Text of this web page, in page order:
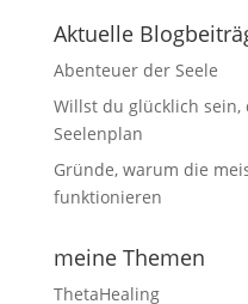
Aktuelle
Abenteuer der Seele
Willst du glücklich
Seelenplan
Gründe, warum die
funktionieren
meine Themen
ThetaHealing